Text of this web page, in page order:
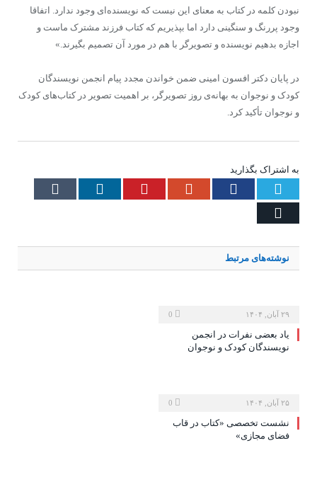
نبودن کلمه در کتاب به معنای این نیست که نویسنده‌ای وجود ندارد. اتفاقا
وجود پررنگ و سنگینی دارد اما بپذیریم که کتاب فرزند مشترک ماست و
اجازه بدهیم نویسنده و تصویرگر با هم در مورد آن تصمیم بگیرند.»
در پایان دکتر افسون امینی ضمن خواندن مجدد پیام انجمن نویسندگان
کودک و نوجوان به بهانه‌ی روز تصویرگر، بر اهمیت تصویر در کتاب‌های کودک
و نوجوان تأکید کرد.
به اشتراک بگذارید
Twitter
Facebook
Google+
Pinterest
LinkedIn
نوشته‌های مرتبط
۲۹ آبان, ۱۴۰۴
یاد بعضی نفرات در انجمن
نویسندگان کودک و نوجوان
۲۵ آبان, ۱۴۰۴
نشست تخصصی «کتاب در قاب
فضای مجازی»